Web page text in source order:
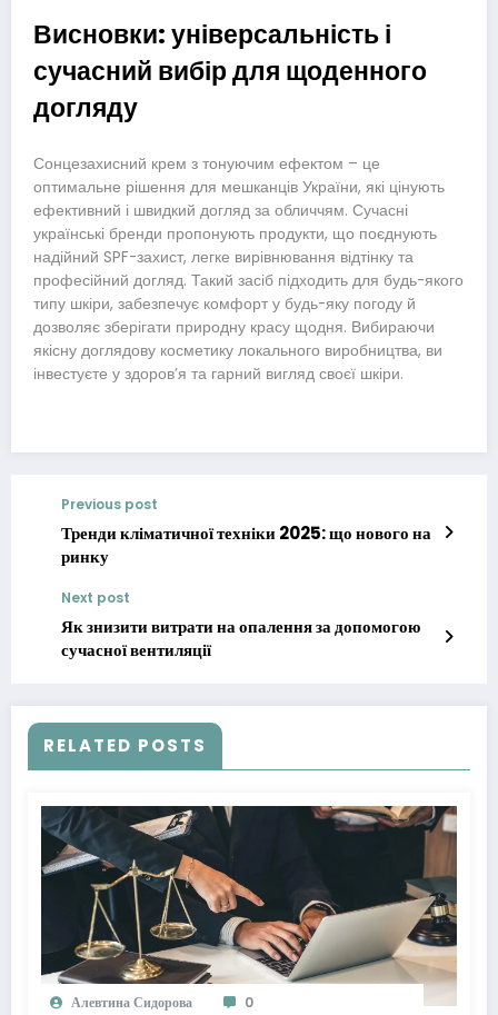
Висновки: універсальність і
сучасний вибір для щоденного
догляду
Сонцезахисний крем з тонуючим ефектом – це
оптимальне рішення для мешканців України, які цінують
ефективний і швидкий догляд за обличчям. Сучасні
українські бренди пропонують продукти, що поєднують
надійний SPF-захист, легке вирівнювання відтінку та
професійний догляд. Такий засіб підходить для будь-якого
типу шкіри, забезпечує комфорт у будь-яку погоду й
дозволяє зберігати природну красу щодня. Вибираючи
якісну доглядову косметику локального виробництва, ви
інвестуєте у здоровʼя та гарний вигляд своєї шкіри.
Previous post
Тренди кліматичної техніки 2025: що нового на
ринку
Next post
Як знизити витрати на опалення за допомогою
сучасної вентиляції
RELATED POSTS
Алевтина Сидорова 0